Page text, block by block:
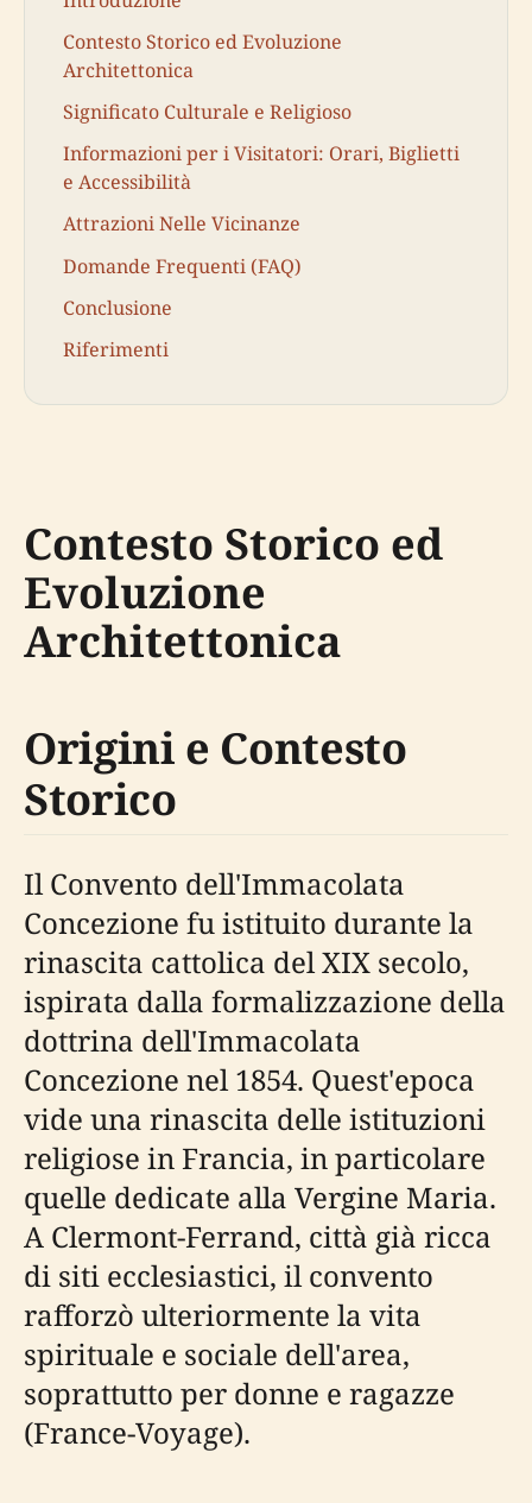
Contesto Storico ed Evoluzione
Architettonica
Significato Culturale e Religioso
Informazioni per i Visitatori: Orari, Biglietti
e Accessibilità
Attrazioni Nelle Vicinanze
Domande Frequenti (FAQ)
Conclusione
Riferimenti
Contesto Storico ed
Evoluzione
Architettonica
Origini e Contesto
Storico
Il Convento dell'Immacolata
Concezione fu istituito durante la
rinascita cattolica del XIX secolo,
ispirata dalla formalizzazione della
dottrina dell'Immacolata
Concezione nel 1854. Quest'epoca
vide una rinascita delle istituzioni
religiose in Francia, in particolare
quelle dedicate alla Vergine Maria.
A Clermont-Ferrand, città già ricca
di siti ecclesiastici, il convento
rafforzò ulteriormente la vita
spirituale e sociale dell'area,
soprattutto per donne e ragazze
(France-Voyage).